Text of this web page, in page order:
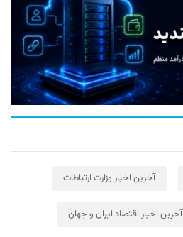
آخرین اخبار وزارت ارتباطات
آخرین اخبار اقتصاد ایران و جهان